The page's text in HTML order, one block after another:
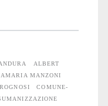
ALBERT
MANZONI
COMUNE-